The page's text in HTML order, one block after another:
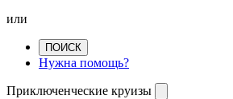
или
ПОИСК
Нужна помощь?
Приключенческие круизы